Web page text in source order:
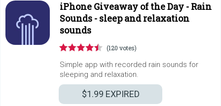
iPhone Giveaway of the Day - Rain
Sounds - sleep and relaxation
sounds
(120 votes)
Simple app with recorded rain sounds for
sleeping and relaxation.
$1.99 EXPIRED